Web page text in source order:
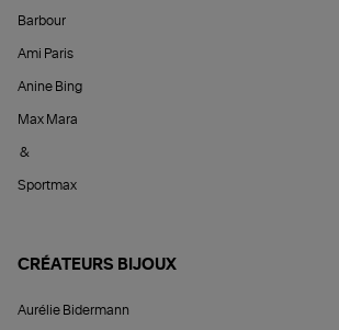
Barbour
Ami Paris
Anine Bing
Max Mara
&
Sportmax
CRÉATEURS BIJOUX
Aurélie Bidermann